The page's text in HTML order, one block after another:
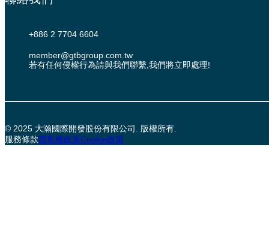
+886 2 7704 6604
member@gtbgroup.com.tw
若有任何侵權行為請與我們聯繫,我們將立即處理!
© 2025 大瀚國際開發股份有限公司. 版權所有.
服務條款隱私權政策Cookie政策